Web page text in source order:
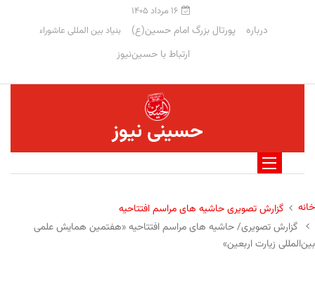
۱۶ مرداد ۱۴۰۵
درباره پورتال بزرگ امام حسین(ع) بنیاد بین المللی عاشوراء
ارتباط با حسین‌نیوز
حسینی نیوز
خانه
گزارش تصویری حاشیه های مراسم افتتاحیه
گزارش تصویری/ حاشیه های مراسم افتتاحیه «هفتمین همایش علمی
بین‌المللی زیارت اربعین»